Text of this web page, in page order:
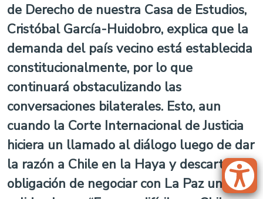
de Derecho de nuestra Casa de Estudios,
Cristóbal García-Huidobro, explica que la
demanda del país vecino está establecida
constitucionalmente, por lo que
continuará obstaculizando las
conversaciones bilaterales. Esto, aun
cuando la Corte Internacional de Justicia
hiciera un llamado al diálogo luego de dar
la razón a Chile en la Haya y descartar su
obligación de negociar con La Paz una